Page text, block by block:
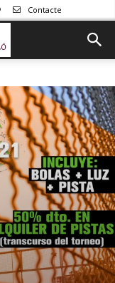
Contacte